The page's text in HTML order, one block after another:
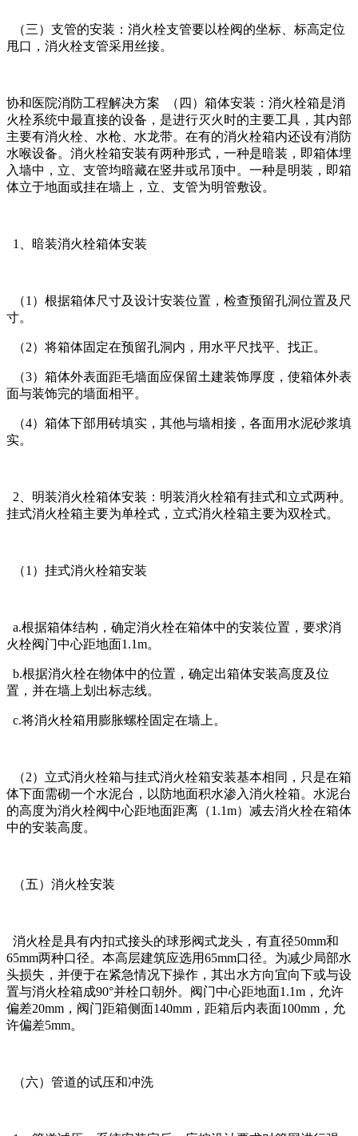
（三）支管的安装：消火栓支管要以栓阀的坐标、标高定位
甩口，消火栓支管采用丝接。
协和医院消防工程解决方案 （四）箱体安装：消火栓箱是消
火栓系统中最直接的设备，是进行灭火时的主要工具，其内部
主要有消火栓、水枪、水龙带。在有的消火栓箱内还设有消防
水喉设备。消火栓箱安装有两种形式，一种是暗装，即箱体埋
入墙中，立、支管均暗藏在竖井或吊顶中。一种是明装，即箱
体立于地面或挂在墙上，立、支管为明管敷设。
1、暗装消火栓箱体安装
（1）根据箱体尺寸及设计安装位置，检查预留孔洞位置及尺
寸。
（2）将箱体固定在预留孔洞内，用水平尺找平、找正。
（3）箱体外表面距毛墙面应保留土建装饰厚度，使箱体外表
面与装饰完的墙面相平。
（4）箱体下部用砖填实，其他与墙相接，各面用水泥砂浆填
实。
2、明装消火栓箱体安装：明装消火栓箱有挂式和立式两种。
挂式消火栓箱主要为单栓式，立式消火栓箱主要为双栓式。
（1）挂式消火栓箱安装
a.根据箱体结构，确定消火栓在箱体中的安装位置，要求消
火栓阀门中心距地面1.1m。
b.根据消火栓在物体中的位置，确定出箱体安装高度及位
置，并在墙上划出标志线。
c.将消火栓箱用膨胀螺栓固定在墙上。
（2）立式消火栓箱与挂式消火栓箱安装基本相同，只是在箱
体下面需砌一个水泥台，以防地面积水渗入消火栓箱。水泥台
的高度为消火栓阀中心距地面距离（1.1m）减去消火栓在箱体
中的安装高度。
（五）消火栓安装
消火栓是具有内扣式接头的球形阀式龙头，有直径50mm和
65mm两种口径。本高层建筑应选用65mm口径。为减少局部水
头损失，并便于在紧急情况下操作，其出水方向宜向下或与设
置与消火栓箱成90°并栓口朝外。阀门中心距地面1.1m，允许
偏差20mm，阀门距箱侧面140mm，距箱后内表面100mm，允
许偏差5mm。
（六）管道的试压和冲洗